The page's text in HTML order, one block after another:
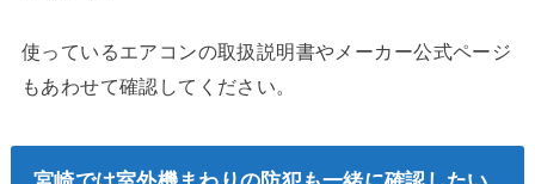
使っているエアコンの取扱説明書やメーカー公式ページ
もあわせて確認してください。